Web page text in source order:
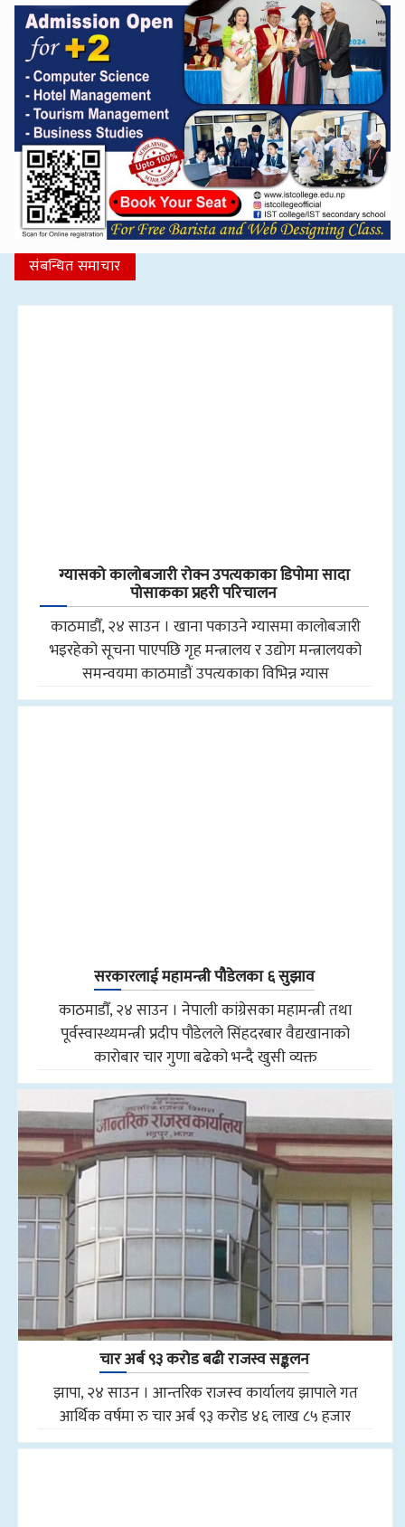
संबन्धित समाचार
ग्यासको कालोबजारी रोक्न उपत्यकाका डिपोमा सादा
पोसाकका प्रहरी परिचालन
काठमाडौँ, २४ साउन । खाना पकाउने ग्यासमा कालोबजारी
भइरहेको सूचना पाएपछि गृह मन्त्रालय र उद्योग मन्त्रालयको
समन्वयमा काठमाडौं उपत्यकाका विभिन्न ग्यास
सरकारलाई महामन्त्री पौडेलका ६ सुझाव
काठमाडौँ, २४ साउन । नेपाली कांग्रेसका महामन्त्री तथा
पूर्वस्वास्थ्यमन्त्री प्रदीप पौडेलले सिंहदरबार वैद्यखानाको
कारोबार चार गुणा बढेको भन्दै खुसी व्यक्त
चार अर्ब ९३ करोड बढी राजस्व सङ्कलन
झापा, २४ साउन । आन्तरिक राजस्व कार्यालय झापाले गत
आर्थिक वर्षमा रु चार अर्ब ९३ करोड ४६ लाख ८५ हजार